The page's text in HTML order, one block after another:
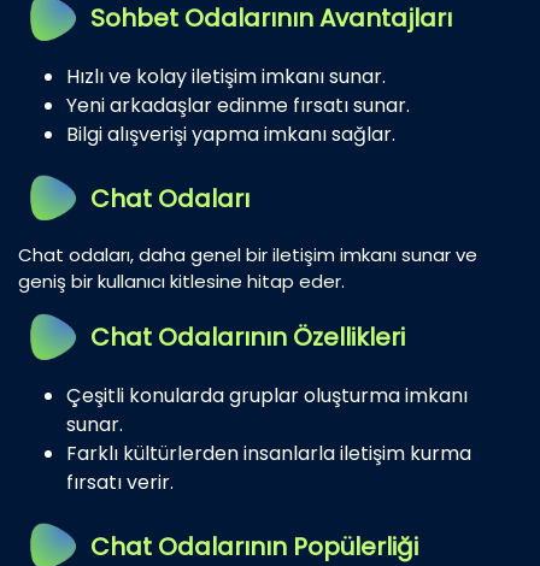
Sohbet Odalarının Avantajları
Hızlı ve kolay iletişim imkanı sunar.
Yeni arkadaşlar edinme fırsatı sunar.
Bilgi alışverişi yapma imkanı sağlar.
Chat Odaları
Chat odaları, daha genel bir iletişim imkanı sunar ve
geniş bir kullanıcı kitlesine hitap eder.
Chat Odalarının Özellikleri
Çeşitli konularda gruplar oluşturma imkanı
sunar.
Farklı kültürlerden insanlarla iletişim kurma
fırsatı verir.
Chat Odalarının Popülerliği